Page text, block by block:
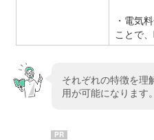
・電気
ことで
それぞれの特徴を理
用が可能になります。
PR